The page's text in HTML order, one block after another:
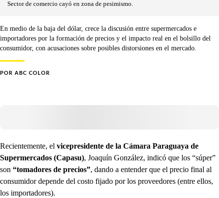
Sector de comercio cayó en zona de pesimismo.
En medio de la baja del dólar, crece la discusión entre supermercados e
importadores por la formación de precios y el impacto real en el bolsillo del
consumidor, con acusaciones sobre posibles distorsiones en el mercado.
POR ABC COLOR
Recientemente, el vicepresidente de la Cámara Paraguaya de
Supermercados (Capasu), Joaquín González, indicó que los “súper”
son “tomadores de precios”, dando a entender que el precio final al
consumidor depende del costo fijado por los proveedores (entre ellos,
los importadores).